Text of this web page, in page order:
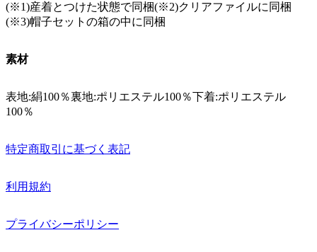
(※1)産着とつけた状態で同梱(※2)クリアファイルに同梱
(※3)帽子セットの箱の中に同梱
素材
表地:絹100％裏地:ポリエステル100％下着:ポリエステル
100％
特定商取引に基づく表記
利用規約
プライバシーポリシー